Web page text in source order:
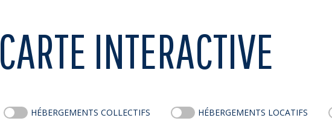
CARTE INTERACTIVE
HÉBERGEMENTS COLLECTIFS HÉBERGEMENTS LOCATIFS